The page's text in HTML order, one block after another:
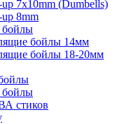
up 7x10mm (Dumbells)
up 8mm
бойлы 14мм
бойлы 18-20мм
стиков